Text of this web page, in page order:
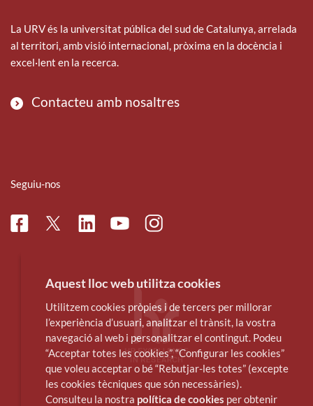
La URV és la universitat pública del sud de Catalunya, arrelada
al territori, amb visió internacional, pròxima en la docència i
excel·lent en la recerca.
Contacteu amb nosaltres
Seguiu-nos
FacebookTwitterLinkedinYoutubeInstagram
Aquest lloc web utilitza cookies
Utilitzem cookies pròpies i de tercers per millorar
l’experiència d’usuari, analitzar el trànsit, la vostra
navegació al web i personalitzar el contingut. Podeu
“Acceptar totes les cookies”, “Configurar les cookies”
que voleu acceptar o bé “Rebutjar-les totes” (excepte
les cookies tècniques que són necessàries).
Consulteu la nostra política de cookies per obtenir